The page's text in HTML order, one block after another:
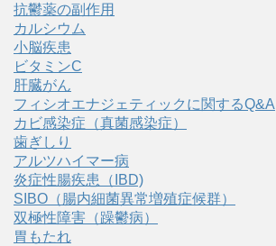
抗鬱薬の副作用
カルシウム
小脳疾患
ビタミンC
肝臓がん
フィシオエナジェティックに関するQ&A
カビ感染症（真菌感染症）
歯ぎしり
アルツハイマー病
炎症性腸疾患（IBD)
SIBO（腸内細菌異常増殖症候群）
双極性障害（躁鬱病）
胃もたれ